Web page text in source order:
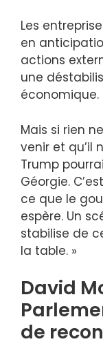
Les
en
actions
une
économique.
Mais si rien
venir et qu’il
Trump
Géorgie.
ce que le
espère. Un
stabilise de
la table. »
David
de